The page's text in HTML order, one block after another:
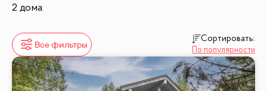
2 дома
Все фильтры
Сортировать:
По популярности